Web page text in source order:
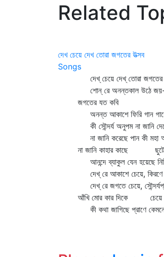
Related
দেখ চেয়ে দেখ তোরা জগতের উত্সব
Songs
দেখ্‌ চেয়ে দেখ্‌ তোরা জগতের
শোন্‌ রে অনন্তকাল উঠে জয়-
জগতের যত কবি গ্রহ
অনন্ত আকাশে ফিরি গান গাহে
কী সৌন্দর্য অনুপম না জানি
না জানি করেছে পান কী মহা
না জানি কাহার কাছে ছুটে
আনন্দে ব্যাকুল যেন হয়েছে
দেখ্‌ রে আকাশে চেয়ে, কিরণে
দেখ্‌ রে জগতে চেয়ে,
আঁখি মোর কার দিকে চেয়ে
কী কথা জাগিছে প্রাণে কেমনে